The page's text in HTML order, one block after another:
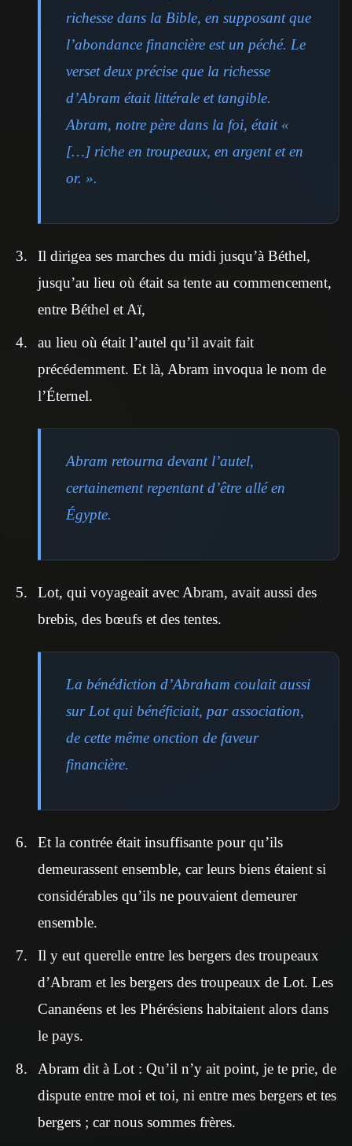
richesse dans la Bible, en supposant que
l’abondance financière est un péché. Le
verset deux précise que la richesse
d’Abram était littérale et tangible.
Abram, notre père dans la foi, était «
[…] riche en troupeaux, en argent et en
or. ».
Il dirigea ses marches du midi jusqu’à Béthel,
jusqu’au lieu où était sa tente au commencement,
entre Béthel et Aï,
au lieu où était l’autel qu’il avait fait
précédemment. Et là, Abram invoqua le nom de
l’Éternel.
Abram retourna devant l’autel,
certainement repentant d’être allé en
Égypte.
Lot, qui voyageait avec Abram, avait aussi des
brebis, des bœufs et des tentes.
La bénédiction d’Abraham coulait aussi
sur Lot qui bénéficiait, par association,
de cette même onction de faveur
financière.
Et la contrée était insuffisante pour qu’ils
demeurassent ensemble, car leurs biens étaient si
considérables qu’ils ne pouvaient demeurer
ensemble.
Il y eut querelle entre les bergers des troupeaux
d’Abram et les bergers des troupeaux de Lot. Les
Cananéens et les Phérésiens habitaient alors dans
le pays.
Abram dit à Lot : Qu’il n’y ait point, je te prie, de
dispute entre moi et toi, ni entre mes bergers et tes
bergers ; car nous sommes frères.